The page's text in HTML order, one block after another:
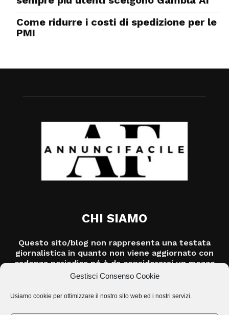
Gestisci Consenso Cookie
Usiamo cookie per ottimizzare il nostro sito web ed i nostri servizi.
Come ridurre i costi di spedizione per le
PMI
CHI SIAMO
Questo sito/blog non rappresenta una testata
giornalistica in quanto non viene aggiornato con
cadenza periodica né è da considerarsi un mezzo
di informazione o un prodotto editoriale ai sensi